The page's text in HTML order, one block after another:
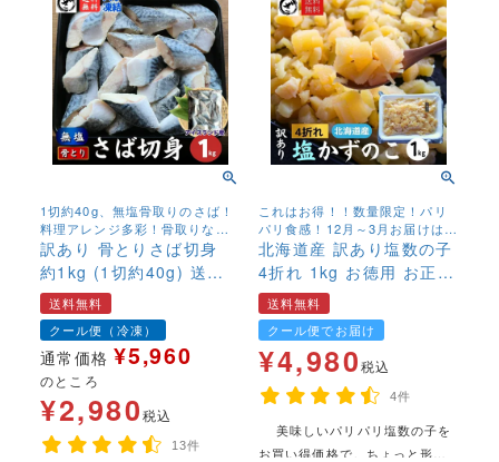
1切約40g、無塩骨取りのさば！
料理アレンジ多彩！骨取りなの
でお子様にも安心して召し上が
れます！
訳あり 骨とりさば切身
約1kg (1切約40g) 送料
無料 無塩 骨取り 鯖 サバ
無添加 お弁当 大容量 ス
トック
送料無料
クール便（冷凍）
通常価格 ¥5,960
のところ
¥2,980税込
13件
これはお得！！数量限定！パリ
パリ食感！12月～3月お届けは常
温便での発送。 4月～11月お届
けは冷蔵便発送
北海道産 訳あり塩数の子
4折れ 1kg お徳用 お正月
おせち かずのこ カズノ
コ 数の子 大容量【送料
無料】
送料無料
クール便でお届け
¥4,980税込
4件
美味しいパリパリ塩数の子を
お買い得価格で。ちょっと形は